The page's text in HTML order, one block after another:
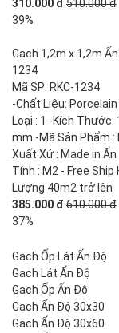
310.000 đ 510.000 đ
39%
Gạch 1,2m x 1,2m
1234
Mã SP: RKC-1234
-Chất Liệu:
Loại : 1 -Kích Thước:
mm -Mã Sản Phẩm :
Xuất Xứ : Made in
Tính : M2 - Free Ship
Lượng 40m2 trở lên
385.000 đ 610.000 đ
37%
Gach Ốp Lát Ấn Độ
Gach Lát Ấn Độ
Gach Ốp Ấn Độ
Gach Ấn Độ 30x30
Gach Ấn Độ 30x60